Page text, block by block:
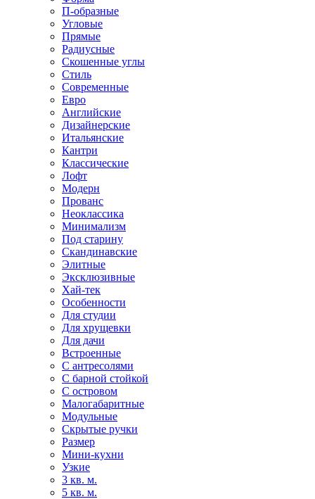
П-образные
Угловые
Прямые
Радиусные
Скошенные углы
Стиль
Современные
Евро
Английские
Дизайнерские
Итальянские
Кантри
Классические
Лофт
Модерн
Прованс
Неоклассика
Минимализм
Под старину
Скандинавские
Элитные
Эксклюзивные
Хай-тек
Особенности
Для студии
Для хрущевки
Для дачи
Встроенные
С антресолями
С барной стойкой
С островом
Малогабаритные
Модульные
Скрытые ручки
Размер
Мини-кухни
Узкие
3 кв. м.
5 кв. м.